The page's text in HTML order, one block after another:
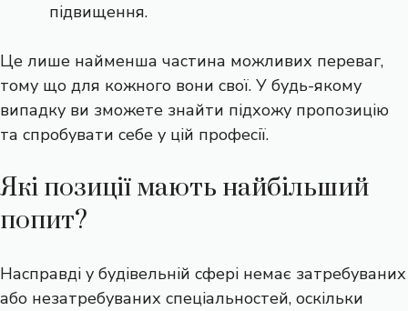
підвищення.
Це лише найменша частина можливих переваг,
тому що для кожного вони свої. У будь-якому
випадку ви зможете знайти підхожу пропозицію
та спробувати себе у цій професії.
Які позиції мають найбільший
попит?
Насправді у будівельній сфері немає затребуваних
або незатребуваних спеціальностей, оскільки